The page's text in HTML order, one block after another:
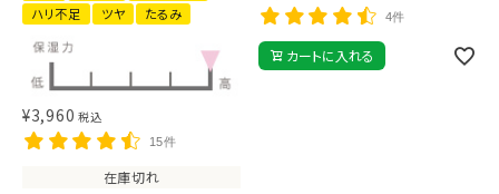
ハリ不足
ツヤ たるみ
¥3,960 税込
15件
在庫切れ
4件
カートに入れる